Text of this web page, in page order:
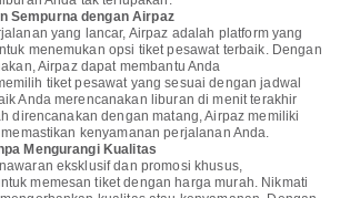
Sempurna dengan Airpaz
yang lancar, Airpaz adalah platform yang
menemukan opsi tiket pesawat terbaik. Dengan
Airpaz dapat membantu Anda
tiket pesawat yang sesuai dengan jadwal
Anda merencanakan liburan di menit terakhir
direncanakan dengan matang, Airpaz memiliki
kenyamanan perjalanan Anda.
Mengurangi Kualitas
eksklusif dan promosi khusus,
memesan tiket dengan harga murah. Nikmati